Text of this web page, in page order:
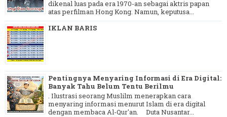
dikenal luas pada era 1970-an sebagai aktris papan
atas perfilman Hong Kong. Namun, keputusa...
IKLAN BARIS
Pentingnya Menyaring Informasi di Era Digital:
Banyak Tahu Belum Tentu Berilmu
. Ilustrasi seorang Muslilm menerapkan cara
menyaring informasi menurut Islam di era digital
dengan membaca Al-Qur'an. Duta Nusantar...